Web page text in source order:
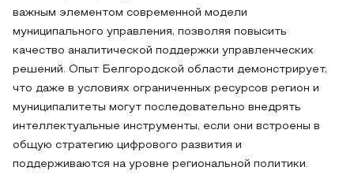
важным элементом современной модели
муниципального управления, позволяя повысить
качество аналитической поддержки управленческих
решений. Опыт Белгородской области демонстрирует,
что даже в условиях ограниченных ресурсов регион и
муниципалитеты могут последовательно внедрять
интеллектуальные инструменты, если они встроены в
общую стратегию цифрового развития и
поддерживаются на уровне региональной политики.